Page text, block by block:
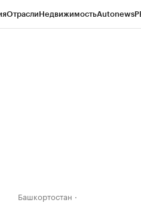
ОтраслиНедвижимостьAutonews
Башкортостан